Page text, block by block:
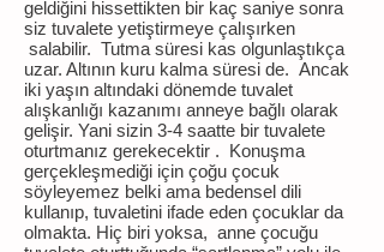
geldiğini hissettikten bir kaç saniye sonra
siz tuvalete yetiştirmeye çalışırken
salabilir. Tutma süresi kas olgunlaştıkça
uzar. Altının kuru kalma süresi de. Ancak
iki yaşın altındaki dönemde tuvalet
alışkanlığı kazanımı anneye bağlı olarak
gelişir. Yani sizin 3-4 saatte bir tuvalete
oturtmanız gerekecektir . Konuşma
gerçekleşmediği için çoğu çocuk
söyleyemez belki ama bedensel dili
kullanıp, tuvaletini ifade eden çocuklar da
olmakta. Hiç biri yoksa, anne çocuğu